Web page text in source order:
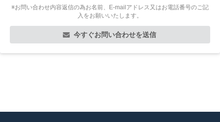
※お問い合わせ内容返信の為お名前、E-mailアドレス又はお電話番号のご記
入をお願いいたします。
今すぐお問い合わせを送信